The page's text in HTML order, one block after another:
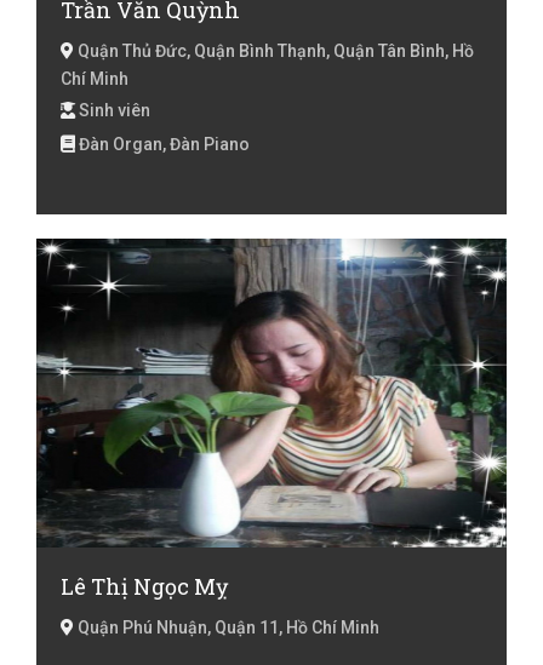
Trần Văn Quỳnh
Quận Thủ Đức, Quận Bình Thạnh, Quận Tân Bình, Hồ
Chí Minh
Sinh viên
Đàn Organ, Đàn Piano
Lê Thị Ngọc Mỵ
Quận Phú Nhuận, Quận 11, Hồ Chí Minh